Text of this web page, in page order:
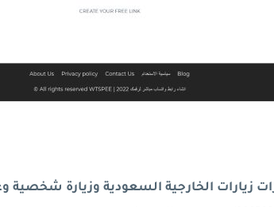
زيارات الخارجية السعودية وزيارة شخصية